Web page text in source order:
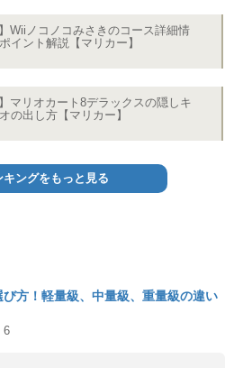
Wiiノコノコみさきのコース詳細情
イント解説【マリカー】
マリオカート8デラックスの隠しキ
の出し方【マリカー】
キングをもっと見る
方！軽量級、中量級、重量級の違い
6